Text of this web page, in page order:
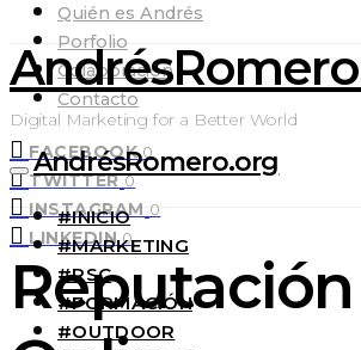
Quién es Andrés
Porfolio
Colaboración
Contacto
FACEBOOK 0
TWITTER 0
INSTAGRAM 0
LINKEDIN 0
Digital Marketing for a Better World
AndrésRomero.org
#INICIO
#MARKETING
#RSC
#FORMACIÓN
#OUTDOOR
Reputación